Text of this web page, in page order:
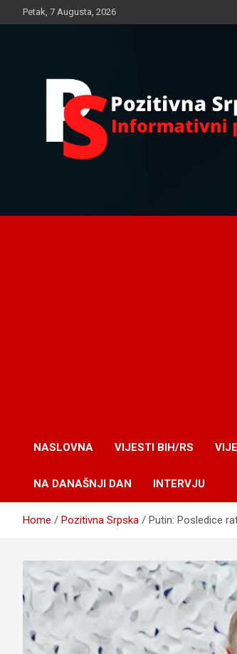
to
Petak, 7 Augusta, 2026
NASLOVNA VIJESTI BIH/RS
NA DANAŠNJI DAN INTERVJU
Home Pozitivna Srpska Putin: Posledice